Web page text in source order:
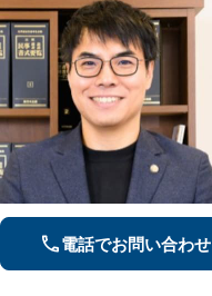
電話でお問い合わせ